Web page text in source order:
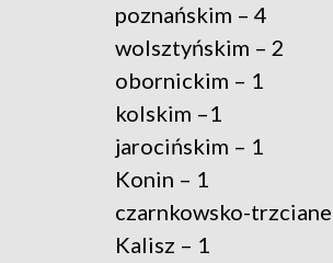
poznańskim – 4
wolsztyńskim – 2
obornickim – 1
kolskim –1
jarocińskim – 1
Konin – 1
czarnkowsko-
Kalisz – 1